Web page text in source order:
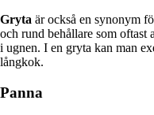
Gryta är också en synonym
och rund behållare som oftast
i ugnen. I en gryta kan man
långkok.
Panna